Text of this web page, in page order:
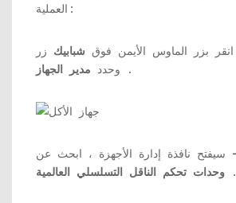
العملية:
انقر بزر الماوس الأيمن فوق شبابيك زر
وحدد مدير الجهاز .
سيفتح نافذة إدارة الأجهزة ، ابحث عن
وحدات تحكم الناقل التسلسلي العالمية .